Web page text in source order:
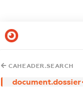
CAHEADER.SEARCH
document.dossier